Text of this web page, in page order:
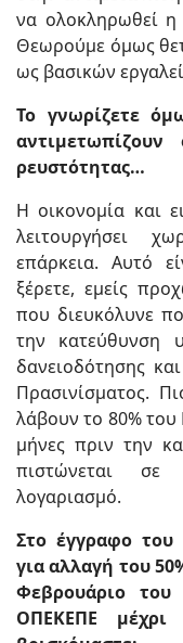
να ολοκληρωθεί η
Θεωρούμε όμως
ως βασικών
Το γνωρίζετε
ρευστότητας…
Η οικονομία και
λειτουργήσει
επάρκεια. Αυτό
ξέρετε, εμείς
που διευκόλυνε
την κατεύθυνση
δανειοδότησης
Πρασινίσματος.
λάβουν το 80% του
μήνες πριν την
πιστώνεται σε
λογαριασμό.
Στο έγγραφο του
για αλλαγή του
Φεβρουάριο
ΟΠΕΚΕΠΕ